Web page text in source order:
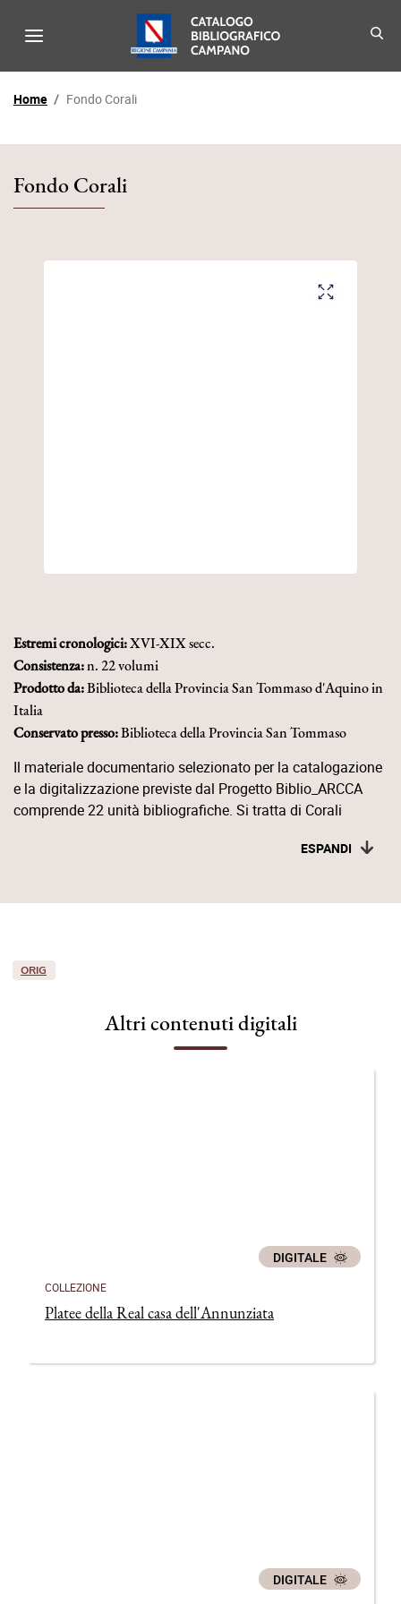
Biblioteche - Catalogo
Menu di navigazione -
Percorso di navigazione
Home Fondo Corali
Fondo Corali
Estremi cronologici:XVI-XIX secc.
Consistenza:n. 22 volumi
Prodotto da:Biblioteca della Provincia San Tommaso d'Aquino in
Italia
Conservato presso:Biblioteca della Provincia San Tommaso
Il materiale documentario selezionato per la catalogazione
e la digitalizzazione previste dal Progetto Biblio_ARCCA
comprende 22 unità bibliografiche. Si tratta di Corali
ESPANDI
ORIG
Altri contenuti digitali
DIGITALE
COLLEZIONE
Platee della Real casa dell'Annunziata
DIGITALE